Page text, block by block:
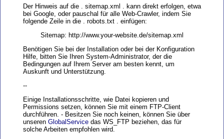
Der Hinweis auf die . sitemap.xml . kann direkt erfolgen, etwa
bei Google, oder pauschal für alle Web-Crawler, indem Sie
folgende Zeile in die . robots.txt . einfügen:
Sitemap: http://www.your-website.de/sitemap.xml
Benötigen Sie bei der Installation oder bei der Konfiguration
Hilfe, bitten Sie Ihren System-Administrator, der die
Bedingungen auf Ihrem Server am besten kennt, um
Auskunft und Unterstützung.
--
Einige Installationsschritte, wie Datei kopieren und
Permissions setzen, können Sie mit einem FTP-Client
durchführen. - Besitzen Sie noch keinen, können Sie über
unseren GlobalService das WS_FTP beziehen, das für
solche Arbeiten empfohlen wird.